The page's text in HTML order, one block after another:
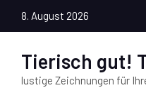
8. August 2026
Tierisch gut!
lustige Zeichnungen für